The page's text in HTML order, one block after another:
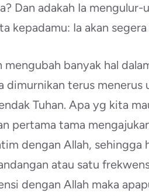
Dan adakah Ia
kepadamu: Ia akan
mengubah banyak hal
dimurnikan terus
Tuhan. Apa yg kita
pertama tama
dengan Allah, sehingga
atau satu
dengan Allah maka